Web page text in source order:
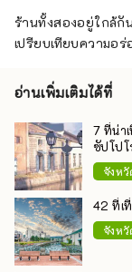
ร้านทั้งสองอยู่ใกล้กั
เปรียบเทียบความอ
อ่านเพิ่มเติมได้ที่
7 ที่น่า
ซัปโปโ
จังห
42 ที่เ
จังห